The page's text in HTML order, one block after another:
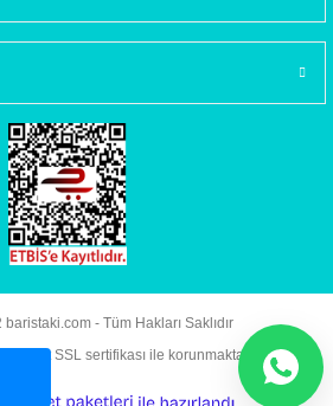
- Tüm Hakları Saklıdır
256bit SSL sertifikası ile korunmaktadır.
e- ile